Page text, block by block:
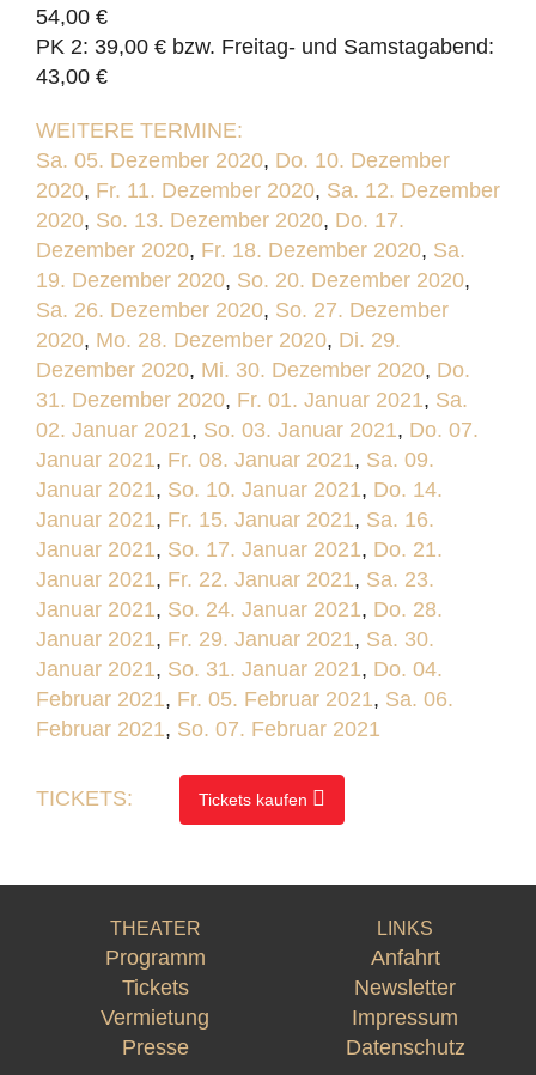
54,00 €
PK 2: 39,00 € bzw. Freitag- und Samstagabend:
43,00 €
WEITERE TERMINE:
Sa. 05. Dezember 2020, Do. 10. Dezember
2020, Fr. 11. Dezember 2020, Sa. 12. Dezember
2020, So. 13. Dezember 2020, Do. 17.
Dezember 2020, Fr. 18. Dezember 2020, Sa.
19. Dezember 2020, So. 20. Dezember 2020,
Sa. 26. Dezember 2020, So. 27. Dezember
2020, Mo. 28. Dezember 2020, Di. 29.
Dezember 2020, Mi. 30. Dezember 2020, Do.
31. Dezember 2020, Fr. 01. Januar 2021, Sa.
02. Januar 2021, So. 03. Januar 2021, Do. 07.
Januar 2021, Fr. 08. Januar 2021, Sa. 09.
Januar 2021, So. 10. Januar 2021, Do. 14.
Januar 2021, Fr. 15. Januar 2021, Sa. 16.
Januar 2021, So. 17. Januar 2021, Do. 21.
Januar 2021, Fr. 22. Januar 2021, Sa. 23.
Januar 2021, So. 24. Januar 2021, Do. 28.
Januar 2021, Fr. 29. Januar 2021, Sa. 30.
Januar 2021, So. 31. Januar 2021, Do. 04.
Februar 2021, Fr. 05. Februar 2021, Sa. 06.
Februar 2021, So. 07. Februar 2021
TICKETS: Tickets kaufen
THEATER
Programm
Tickets
Vermietung
Presse
LINKS
Anfahrt
Newsletter
Impressum
Datenschutz